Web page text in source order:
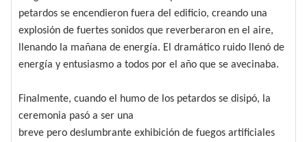
petardos se encendieron fuera del edificio, creando una
explosión de fuertes sonidos que reverberaron en el aire,
llenando la mañana de energía. El dramático ruido llenó de
energía y entusiasmo a todos por el año que se avecinaba.
Finalmente, cuando el humo de los petardos se disipó, la
ceremonia pasó a ser una
breve pero deslumbrante exhibición de fuegos artificiales